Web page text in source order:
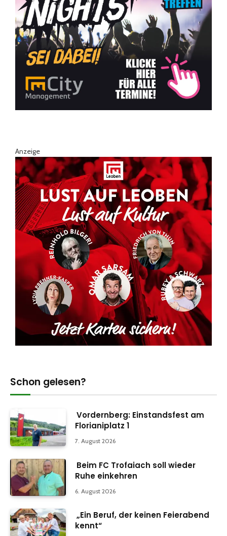
Anzeige
Schon gelesen?
Vordernberg: Einstandsfest am
Florianiplatz 1
7. August 2026
Beim FC Trofaiach soll wieder
Ruhe einkehren
6. August 2026
„Ein Beruf, der keinen Feierabend
kennt“